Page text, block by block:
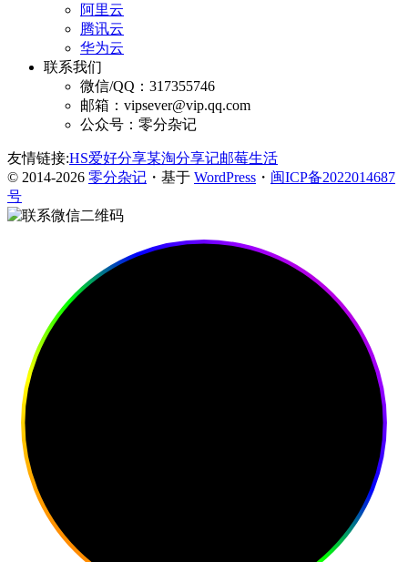
阿里云
腾讯云
华为云
联系我们
微信/QQ：317355746
邮箱：vipsever@vip.qq.com
公众号：零分杂记
友情链接:HS爱好分享某淘分享记邮莓生活
© 2014-2026 零分杂记 ・基于 WordPress ・ 闽ICP备2022014687
号